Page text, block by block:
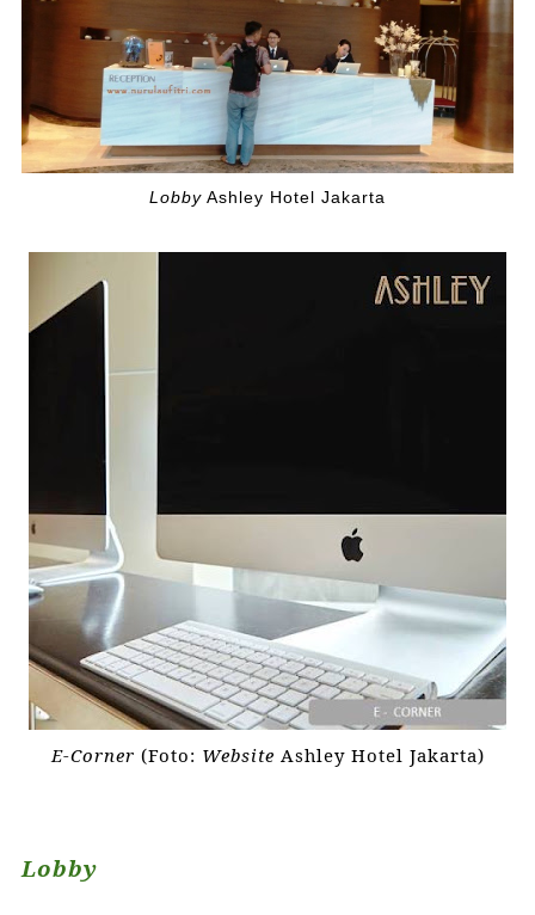
Lobby Ashley Hotel Jakarta
E-Corner (Foto: Website Ashley Hotel Jakarta)
Lobby